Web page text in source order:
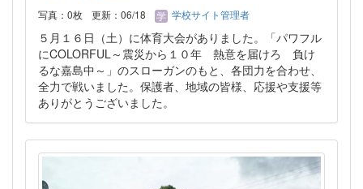
写真：0枚 更新：06/18 学校サイト管理者
５月１６日（土）に体育大会がありました。「パワフル
にCOLORFUL～震災から１０年 熱意を届けろ 負け
るな嘉島中～」のスローガンのもと、各団力を合わせ、
全力で戦いました。保護者、地域の皆様、応援や支援等
ありがとうございました。